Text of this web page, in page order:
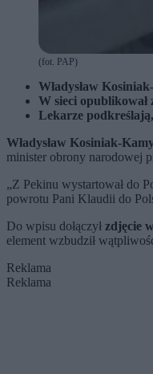
(fot. PAP)
Władysław
W sieci
Lekarze
Władysław Kosiniak-
minister obrony narodowej
„Z Pekinu wystartował do
powrotu Pani Klaudii do
Do wpisu dołączył zdjęcie
element wzbudził
Reklama
Reklama